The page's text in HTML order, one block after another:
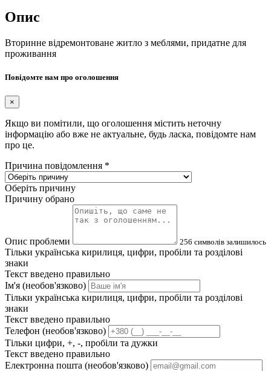
Опис
Вторинне відремонтоване житло з меблями, придатне для
проживання
Повідомте нам про оголошення
×
Якщо ви помітили, що оголошення містить неточну
інформацію або вже не актуальне, будь ласка, повідомте нам
про це.
Причина повідомлення *
Оберіть причину
Причину обрано
Опис проблеми 256 символів залишилось
Тільки українська кирилиця, цифри, пробіли та розділові
знаки
Текст введено правильно
Ім'я (необов'язково)
Тільки українська кирилиця, цифри, пробіли та розділові
знаки
Текст введено правильно
Телефон (необов'язково)
Тільки цифри, +, -, пробіли та дужки
Текст введено правильно
Електронна пошта (необов'язково)